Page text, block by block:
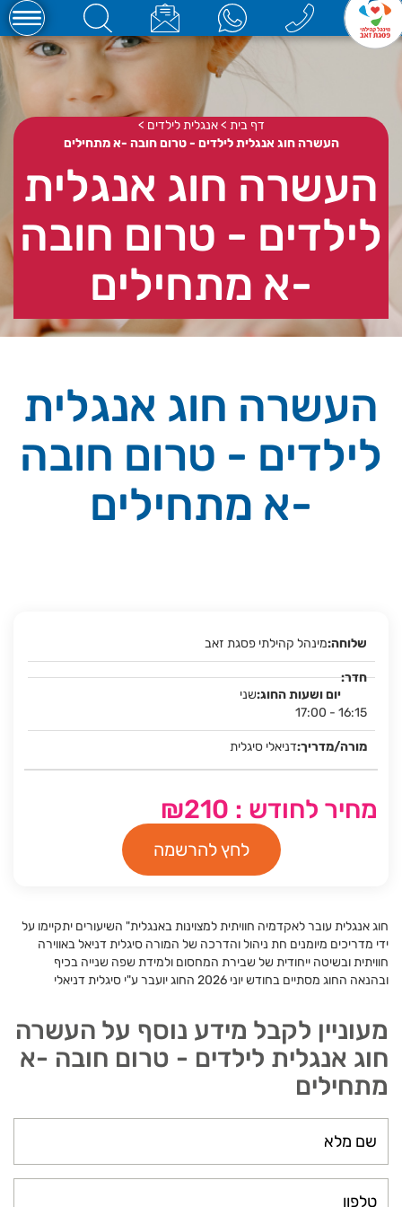
דף בית > אנגלית לילדים >
העשרה חוג אנגלית לילדים - טרום חובה -א מתחילים
העשרה חוג אנגלית
לילדים - טרום חובה
-א מתחילים
העשרה חוג אנגלית
לילדים - טרום חובה
-א מתחילים
מינהל קהילתי פסגת זאב
שני
17:00 - 16:15
דניאלי סיגלית
מחיר לחודש : ₪210
לחץ להרשמה
חוג אנגלית עובר לאקדמיה חוויתית למצוינות באנגלית" השיעורים יתקיימו על
ידי מדריכים מיומנים חת ניהול והדרכה של המורה סיגלית דניאל באווירה
חוויתית ובשיטה ייחודית של שבירת המחסום ולמידת שפה שנייה בכיף
ובהנאה החוג מסתיים בחודש יוני 2026 החוג יועבר ע"י סיגלית דניאלי
מעוניין לקבל מידע נוסף על העשרה
חוג אנגלית לילדים - טרום חובה -א
מתחילים